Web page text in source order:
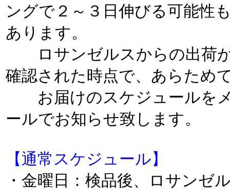
ングで２～３日伸びる可能性
あります。
ロサンゼルスからの出荷
確認された時点で、あらため
お届けのスケジュールを
ールでお知らせ致します。
【通常スケジュール】
・金曜日：検品後、ロサンゼ